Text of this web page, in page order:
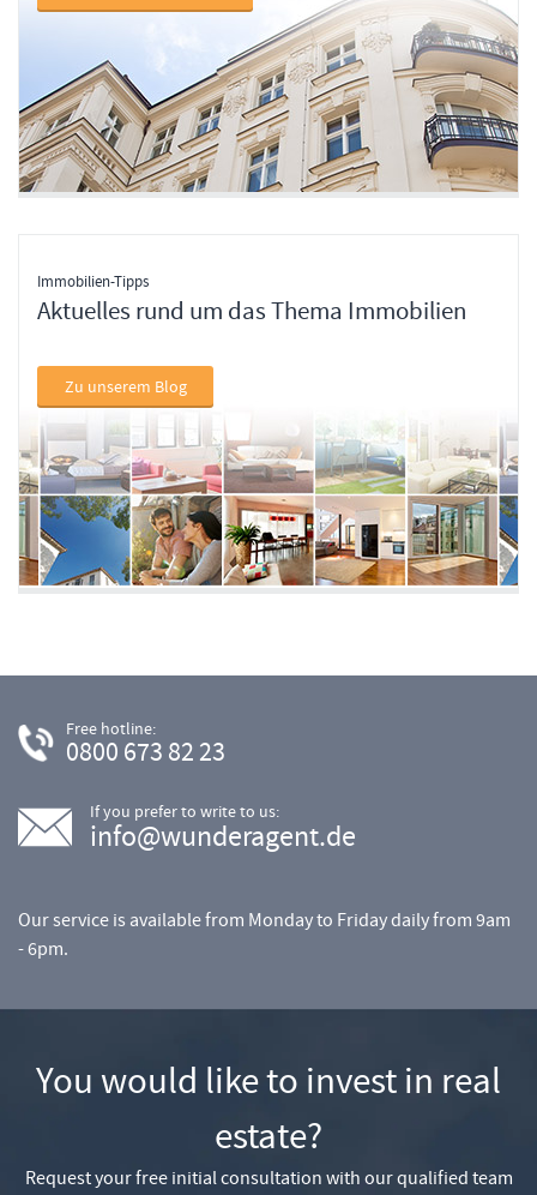
Immobilien-Tipps
Aktuelles rund um das Thema Immobilien
Zu unserem Blog
Free hotline:
0800 673 82 23
If you prefer to write to us:
info@wunderagent.de
Our service is available from Monday to Friday daily from 9am
- 6pm.
You would like to invest in real
estate?
Request your free initial consultation with our qualified team